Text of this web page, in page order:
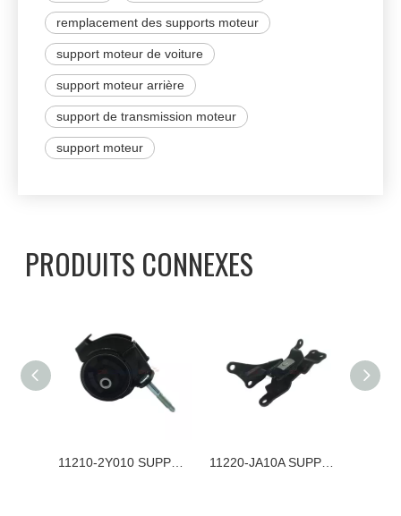
remplacement des supports moteur
support moteur de voiture
support moteur arrière
support de transmission moteur
support moteur
PRODUITS CONNEXES